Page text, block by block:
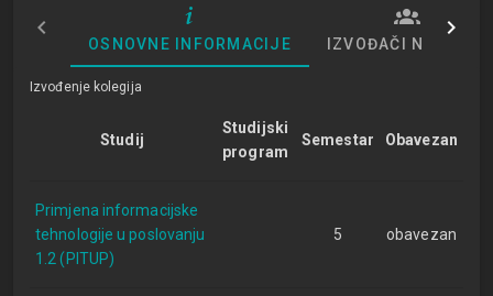
OSNOVNE INFORMACIJE IZVOĐAČI NASTAVE
Izvođenje kolegija
Studij
Studijski
program
Semestar Obavezan
Primjena informacijske
tehnologije u poslovanju
1.2 (PITUP)
5 obavezan